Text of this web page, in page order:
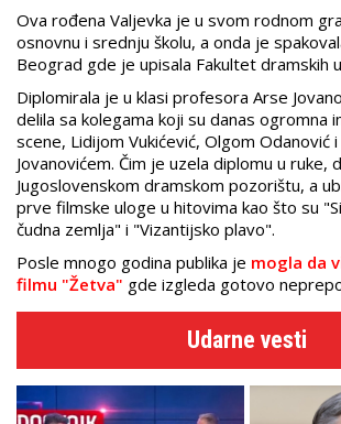
Ova rođena Valјevka je u svom rodnom
osnovnu i srednju školu, a onda je
Beograd gde je upisala Fakultet dramskih
Diplomirala je u klasi profesora Arse
delila sa kolegama koji su danas ogromna
scene, Lidijom Vukićević, Olgom Odanović
Jovanovićem. Čim je uzela diplomu u ruke,
Jugoslovenskom dramskom pozorištu, a
prve filmske uloge u hitovima kao što su
čudna zemlja" i "Vizantijsko plavo".
Posle mnogo godina publika je mogla da
filmu "Žetva" gde izgleda gotovo
Udarne vesti